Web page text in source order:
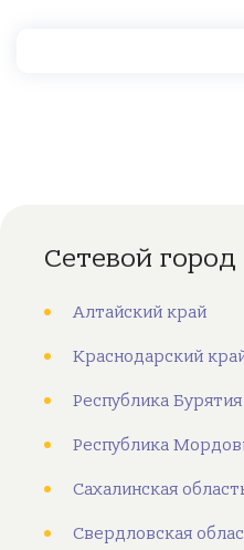
Сетевой город
Алтайский край
Краснодарский
Республика Бурятия
Республика
Сахалинская
Свердловская